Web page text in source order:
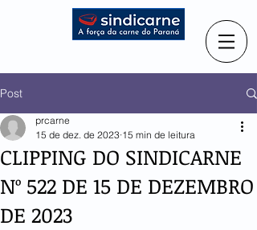
Post
CLIPPING DO SINDICARNE
Nº 522 DE 15 DE DEZEMBRO
DE 2023
prcarne
15 de dez. de 2023 15 min de leitura